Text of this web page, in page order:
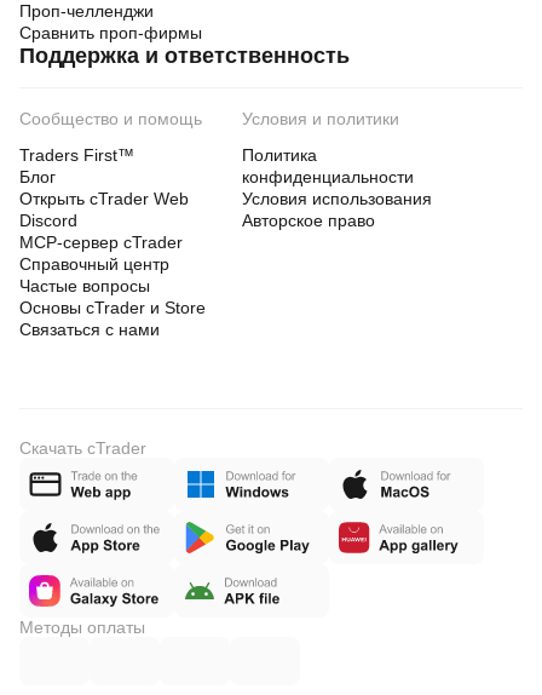
Проп-челленджи
Сравнить проп-фирмы
Поддержка и ответственность
Сообщество и помощь
Traders First™
Блог
Открыть cTrader Web
Discord
MCP-сервер cTrader
Справочный центр
Частые вопросы
Основы cTrader и Store
Связаться с нами
Условия и политики
Политика
конфиденциальности
Условия использования
Авторское право
Скачать cTrader
Методы оплаты